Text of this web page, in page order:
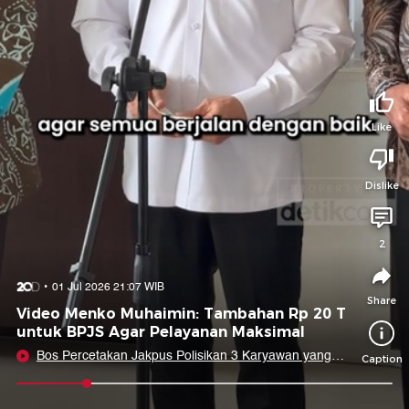
Like
Dislike
2
Share
Caption
01 Jul 2026 21:07 WIB
Video Menko Muhaimin: Tambahan Rp 20 T
untuk BPJS Agar Pelayanan Maksimal
Bos Percetakan Jakpus Polisikan 3 Karyawan yang
Share to
Facebook Whatsapp
Copy Link Copy Embed
Suka video ini?
Login untuk menyampaikan pendapat.
Masuk
Tidak suka video ini?
Login untuk menyampaikan pendapat.
Masuk